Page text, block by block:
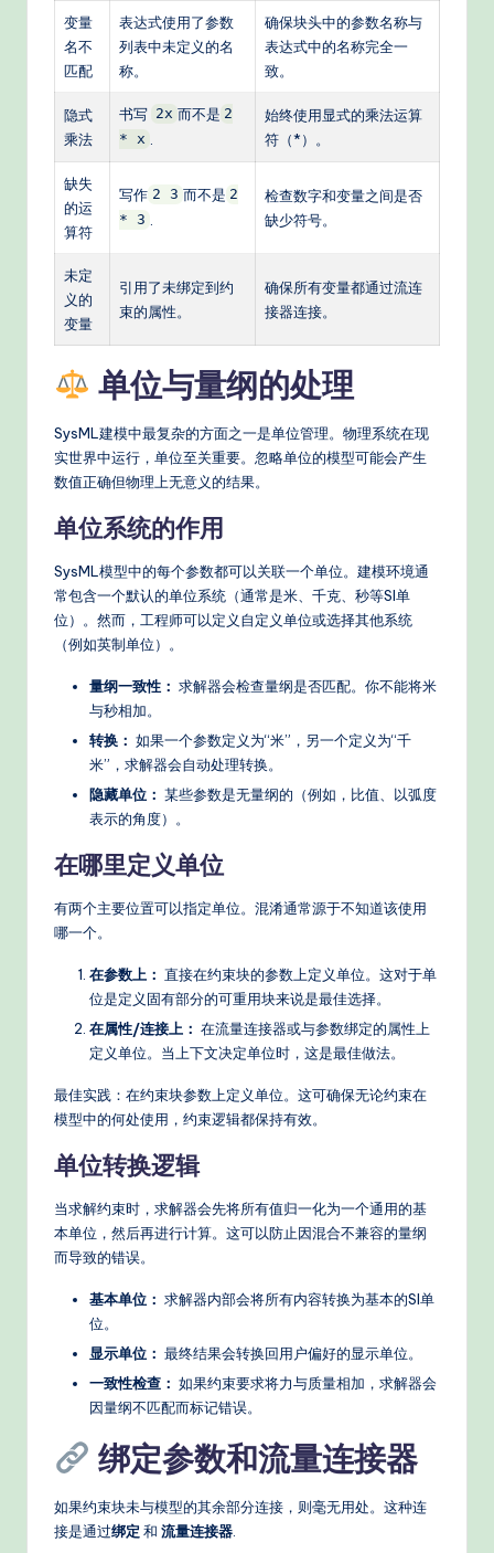
变量
名不
匹配
表达式使用了参数
列表中未定义的名
称。
确保块头中的参数名称与
表达式中的名称完全一
致。
隐式
乘法
书写 2x 而不是 2
* x
始终使用显式的乘法运算
符（*）。
缺失
的运
算符
写作 2 3 而不是 2
* 3
检查数字和变量之间是否
缺少符号。
未定
义的
变量
引用了未绑定到约
束的属性。
确保所有变量都通过流连
接器连接。
单位与量纲的处理
SysML建模中最复杂的方面之一是单位管理。物理系统在现
实世界中运行，单位至关重要。忽略单位的模型可能会产生
数值正确但物理上无意义的结果。
单位系统的作用
SysML模型中的每个参数都可以关联一个单位。建模环境通
常包含一个默认的单位系统（通常是米、千克、秒等SI单
位）。然而，工程师可以定义自定义单位或选择其他系统
（例如英制单位）。
量纲一致性： 求解器会检查量纲是否匹配。你不能将米
与秒相加。
转换： 如果一个参数定义为“米”，另一个定义为“千
米”，求解器会自动处理转换。
隐藏单位： 某些参数是无量纲的（例如，比值、以弧度
表示的角度）。
在哪里定义单位
有两个主要位置可以指定单位。混淆通常源于不知道该使用
哪一个。
在参数上： 直接在约束块的参数上定义单位。这对于单
位是定义固有部分的可重用块来说是最佳选择。
在属性/连接上： 在流量连接器或与参数绑定的属性上
定义单位。当上下文决定单位时，这是最佳做法。
最佳实践：在约束块参数上定义单位。这可确保无论约束在
模型中的何处使用，约束逻辑都保持有效。
单位转换逻辑
当求解约束时，求解器会先将所有值归一化为一个通用的基
本单位，然后再进行计算。这可以防止因混合不兼容的量纲
而导致的错误。
基本单位： 求解器内部会将所有内容转换为基本的SI单
位。
显示单位： 最终结果会转换回用户偏好的显示单位。
一致性检查： 如果约束要求将力与质量相加，求解器会
因量纲不匹配而标记错误。
绑定参数和流量连接器
如果约束块未与模型的其余部分连接，则毫无用处。这种连
接是通过绑定 和 流量连接器.